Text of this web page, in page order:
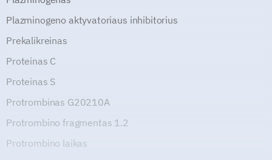
Plazminogeno aktyvatoriaus inhibitorius
Prekalikreinas
Proteinas C
Proteinas S
Protrombinas G20210A
Protrombino fragmentas 1.2
Protrombino laikas